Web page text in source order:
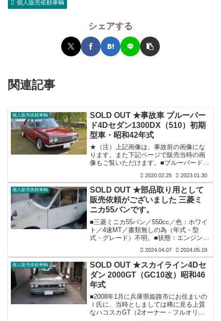
個人販売依頼車輌
シェアする
関連記事
個人販売依頼車輌
SOLD OUT ★事故車 ブルーバー
ド4Dセダン1300DX（510）初期
型車・昭和42年式
★（注）上記画像は、事故前の画像にな
ります。また下記ページで販売当時の画
像もご覧いただけます。■ブルーバード４
型喧嘩ワーパー車／昭和４２年式／槐色
／５速／一時抹消登録渡しとなります／
走行不明。■装備：元来フルオリジナル・
２オーナー車を総剥離にてボディーレス
トア済／その時に各所多数新品部品を使
用／エンジンＬ２０Ｂ（２.１６Ｌ）フル
チューン塔載／東名ハイカム７４°（新）
／極東インマニ・ソレック４４Φ・タコ
足・ワンオフ６０Φマフラー／ＨＤ３０
2020.02.25 2023.01.30
個人販売依頼車輌
SOLD OUT ★部品取り用として
販売依頼がございました 三菱ミ
ニカ55バンです。
■三菱ミニカ55バン／550cc／色：ホワイ
ト／4速MT／書類無しの為（年式・型
式・グレード）不明。■状態：エンジン固
外し）／外装はボンネットとフエンダ－
左右共にフロント部分に錆・腐れあり・
フロア－（表・裏側）驚くほど程度良し
／ミッション入り良し／内装は後部シ－
トだけ座面沈みあり・ダッシュボ－ド破
れ無し／ガレ－ジ保管。■オーナー様談：
程度が良く書類再発行２度陸事にチャレ
ンジするも撃沈／ 錆でお困りの方、我こ
そはとレストアに燃える方の為に低価...
2024.04.07 2024.05.19
個人販売依頼車輌
SOLD OUT ★スカイライン4Dセ
ダン 2000GT（GC10改）昭和46
年式
■2008年1月に兵庫県姫路市にお住まいの
Ｉ氏に、当時としましては稀に見る上質
なハコスカGT（2オーナー・フルオリジ